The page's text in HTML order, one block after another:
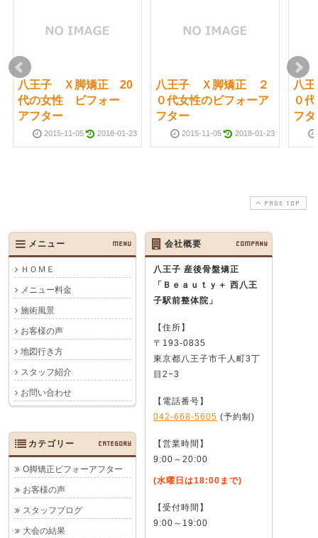
八王子 Ｘ脚矯正 20
代の女性 ビフォー
アフター
2015-11-05 2018-01-23
八王子 Ｘ脚矯正 ２
０代女性のビフォーア
フター
2015-11-05 2018-01-23
八
０
フ
PAGE TOP
メニュー MENU
ＨＯＭＥ
メニュー料金
施術風景
お客様の声
地図行き方
スタッフ紹介
お問い合わせ
会社概要 COMPANY
八王子 産後骨盤矯正
「Ｂｅａｕｔｙ＋ 西八王
子駅前整体院」
【住所】
〒193-0835
東京都八王子市千人町3丁
目2−3
【電話番号】
042-668-5605 (予約制)
【営業時間】
9:00～20:00
(水曜日は18:00まで)
【受付時間】
9:00～19:00
カテゴリー CATEGORY
O脚矯正ビフォーアフター
お客様の声
スタッフブログ
大会の結果